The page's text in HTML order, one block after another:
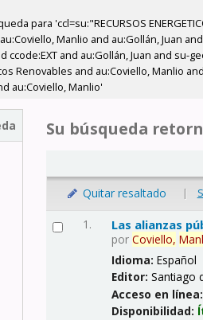
para 'ccl=su:"RECURSOS
Manlio and au:Gollán, Juan
ccode:EXT and au:Gollán, Juan and su-
Renovables and au:Coviello, Manlio
au:Coviello, Manlio'
Su búsqueda
Quitar resaltado |
1. Las alianzas
porCoviello,
Idioma:Español
Editor:Santiago
Acceso en
Disponibilidad: